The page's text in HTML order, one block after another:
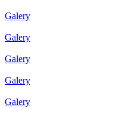
Galery
Galery
Galery
Galery
Galery